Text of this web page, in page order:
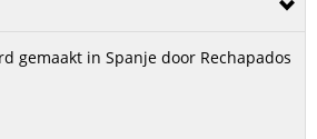
gemaakt in Spanje door Rechapados